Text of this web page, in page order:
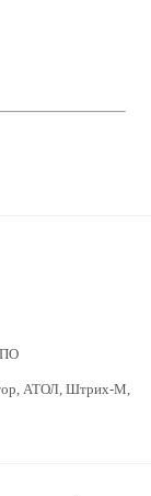
ПО
АТОЛ, Штрих-М,